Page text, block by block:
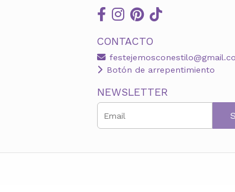
CONTACTO
Botón de arrepentimiento
NEWSLETTER